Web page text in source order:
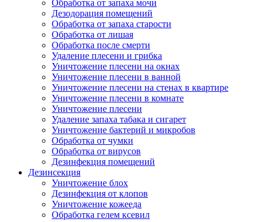
Обработка от запаха мочи
Дезодорация помещений
Обработка от запаха старости
Обработка от лишая
Обработка после смерти
Удаление плесени и грибка
Уничтожение плесени на окнах
Уничтожение плесени в ванной
Уничтожение плесени на стенах в квартире
Уничтожение плесени в комнате
Уничтожение плесени
Удаление запаха табака и сигарет
Уничтожение бактерий и микробов
Обработка от чумки
Обработка от вирусов
Дезинфекция помещений
Дезинсекция
Уничтожение блох
Дезинфекция от клопов
Уничтожение кожееда
Обработка гелем ксевил